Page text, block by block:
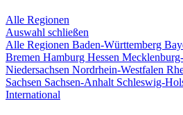
Alle Regionen
Auswahl schließen
Alle Regionen Baden-Württemberg
Bremen Hamburg Hessen
Niedersachsen Nordrhein-Westfalen
Sachsen Sachsen-Anhalt Schleswig-
International